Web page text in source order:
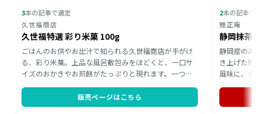
3本の記事で選定
久世福商店
久世福特選 彩り米菓 100g
ごはんのお供やお出汁で知られる久世福商店が手がけ
る、彩り米菓。上品な風呂敷包みをほどくと、一口サ
イズのおかきやお煎餅がたっぷりと現れます。一つひ
た時にもつまみやすい仕立て。手土産としても喜ばれ
る、心遣いの伝わる詰め合わせです。
販売ページはこちら
2本の記事で選
雅正庵
静岡抹茶バ
静岡産の高品
き上げた雅正
風味に、シュ
適。温めて、